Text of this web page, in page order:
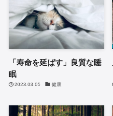
「寿命を延ばす」良質な睡
眠
2023.03.05 健康